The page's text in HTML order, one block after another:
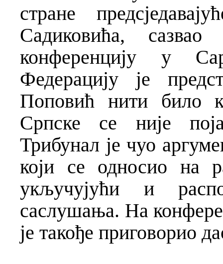
стране
Садиковића,
конференцију у
Федерацију је
Поповић нити било
Српске се није
Трибунал је чуо
који се односио на
укључујући и
саслушања. На
је такође приговорио да